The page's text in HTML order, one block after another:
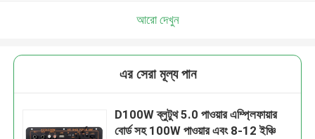
আরো দেখুন
এর সেরা মূল্য পান
D100W ব্লুটুথ 5.0 পাওয়ার এম্প্লিফায়ার
বোর্ড সহ 100W পাওয়ার এবং 8-12 ইঞ্চি